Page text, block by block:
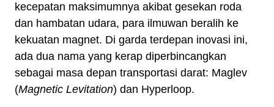
kecepatan maksimumnya akibat gesekan roda
dan hambatan udara, para ilmuwan beralih ke
kekuatan magnet. Di garda terdepan inovasi ini,
ada dua nama yang kerap diperbincangkan
sebagai masa depan transportasi darat: Maglev
(Magnetic Levitation) dan Hyperloop.